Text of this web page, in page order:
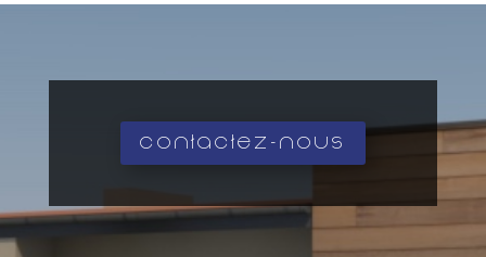
Contactez-nous